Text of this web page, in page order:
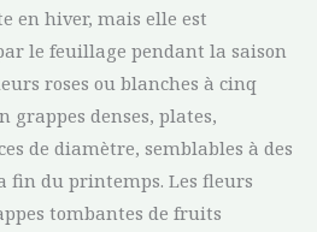
en hiver, mais elle est
le feuillage pendant la saison
roses ou blanches à cinq
grappes denses, plates,
de diamètre, semblables à des
fin du printemps. Les fleurs
tombantes de fruits